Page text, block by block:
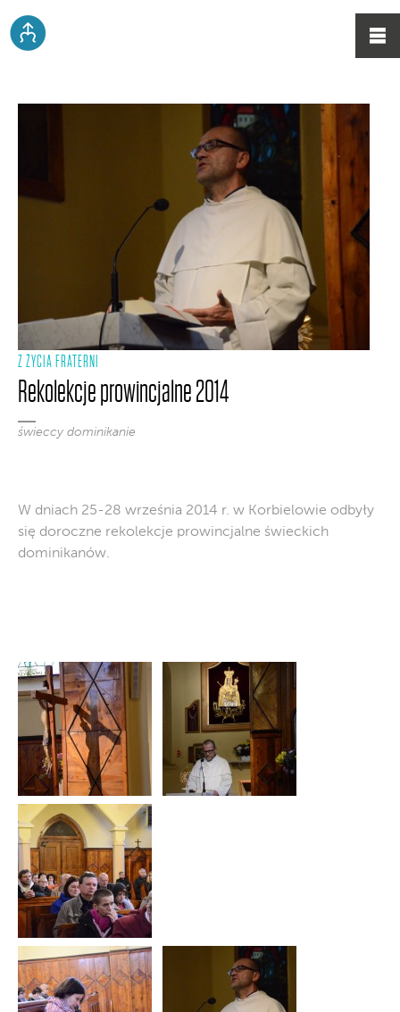
Z ŻYCIA FRATERNI
Rekolekcje prowincjalne 2014
świeccy dominikanie
W dniach 25-28 września 2014 r. w Korbielowie odbyły
się doroczne rekolekcje prowincjalne świeckich
dominikanów.